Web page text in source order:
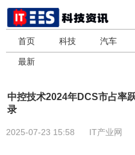
首页 科技 汽车
最新
中控技术2024年DCS市占率
录
2025-07-23 15:58 IT产业网